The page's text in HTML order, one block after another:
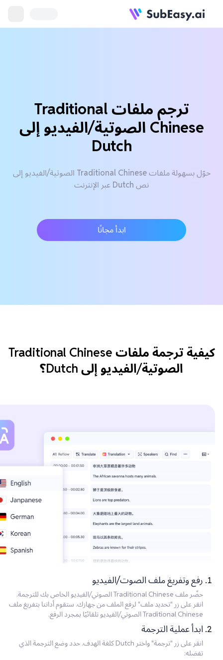
ترجم ملفات Traditional
Chinese الصوتية/الفيديو إلى
Dutch
حوّل بسهولة ملفات Traditional Chinese الصوتية/الفيديو إلى
نص Dutch عبر الإنترنت
ابدأ مجانًا
كيفية ترجمة ملفات Traditional Chinese
الصوتية/الفيديو إلى Dutch؟
رفع وتفريغ ملف الصوت/الفيديو
حضّر ملف Traditional Chinese الصوتي/الفيديو الخاص بك للترجمة.
انقر على زر "تحديد ملف" لرفع الملف من جهازك. ستقوم أداتنا بتفريغ ملف
Traditional Chinese الصوتي/الفيديو تلقائيًا بمجرد الرفع.
ابدأ عملية الترجمة
انقر على زر "ترجمة" واختر Dutch كلغة الهدف. حدد وضع الترجمة الذي
تفضله: